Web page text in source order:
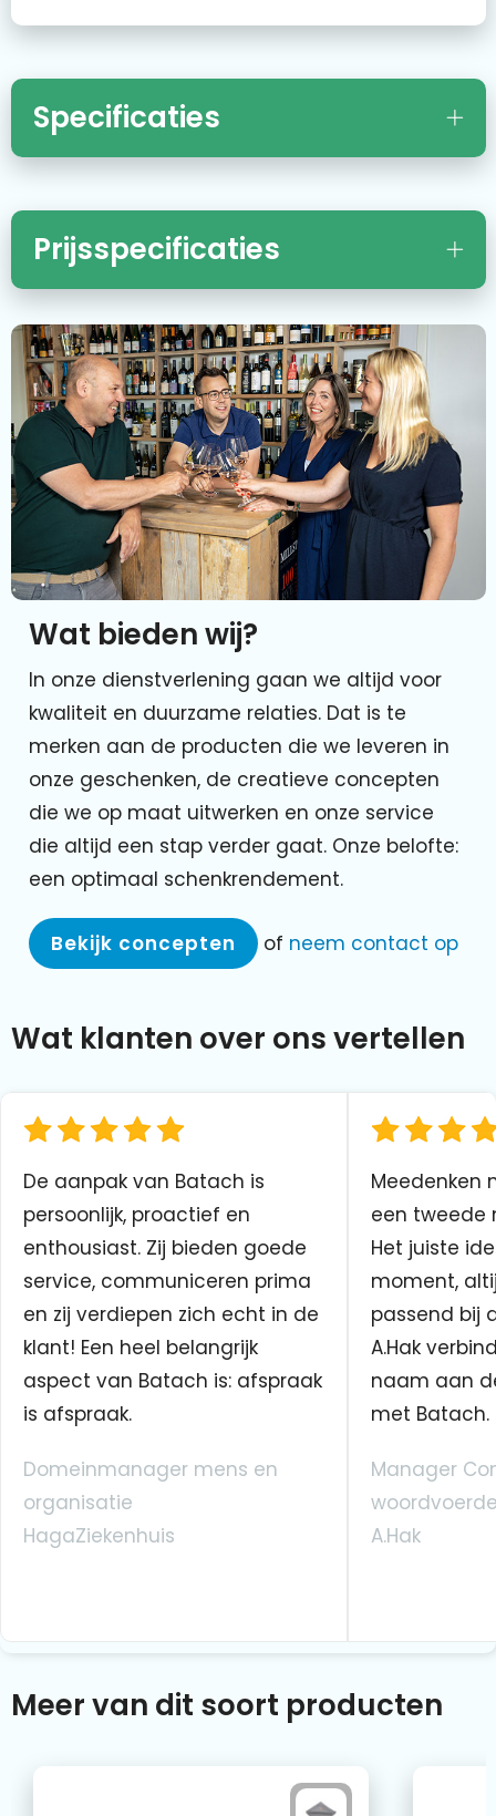
Specificaties
Prijsspecificaties
Wat bieden wij?
In onze dienstverlening gaan we altijd voor
kwaliteit en duurzame relaties. Dat is te
merken aan de producten die we leveren in
onze geschenken, de creatieve concepten
die we op maat uitwerken en onze service
die altijd een stap verder gaat. Onze belofte:
een optimaal schenkrendement.
Bekijk concepten of neem contact op
Wat klanten over ons vertellen
De aanpak van Batach is
persoonlijk, proactief en
enthousiast. Zij bieden goede
service, communiceren prima
en zij verdiepen zich echt in de
klant! Een heel belangrijk
aspect van Batach is: afspraak
is afspraak.
Domeinmanager mens en
organisatie
HagaZiekenhuis
Meedenken
een tweede
Het juiste
moment,
passend bij
A.Hak
naam aan
met Batach.
Manager
A.Hak
Meer van dit soort producten